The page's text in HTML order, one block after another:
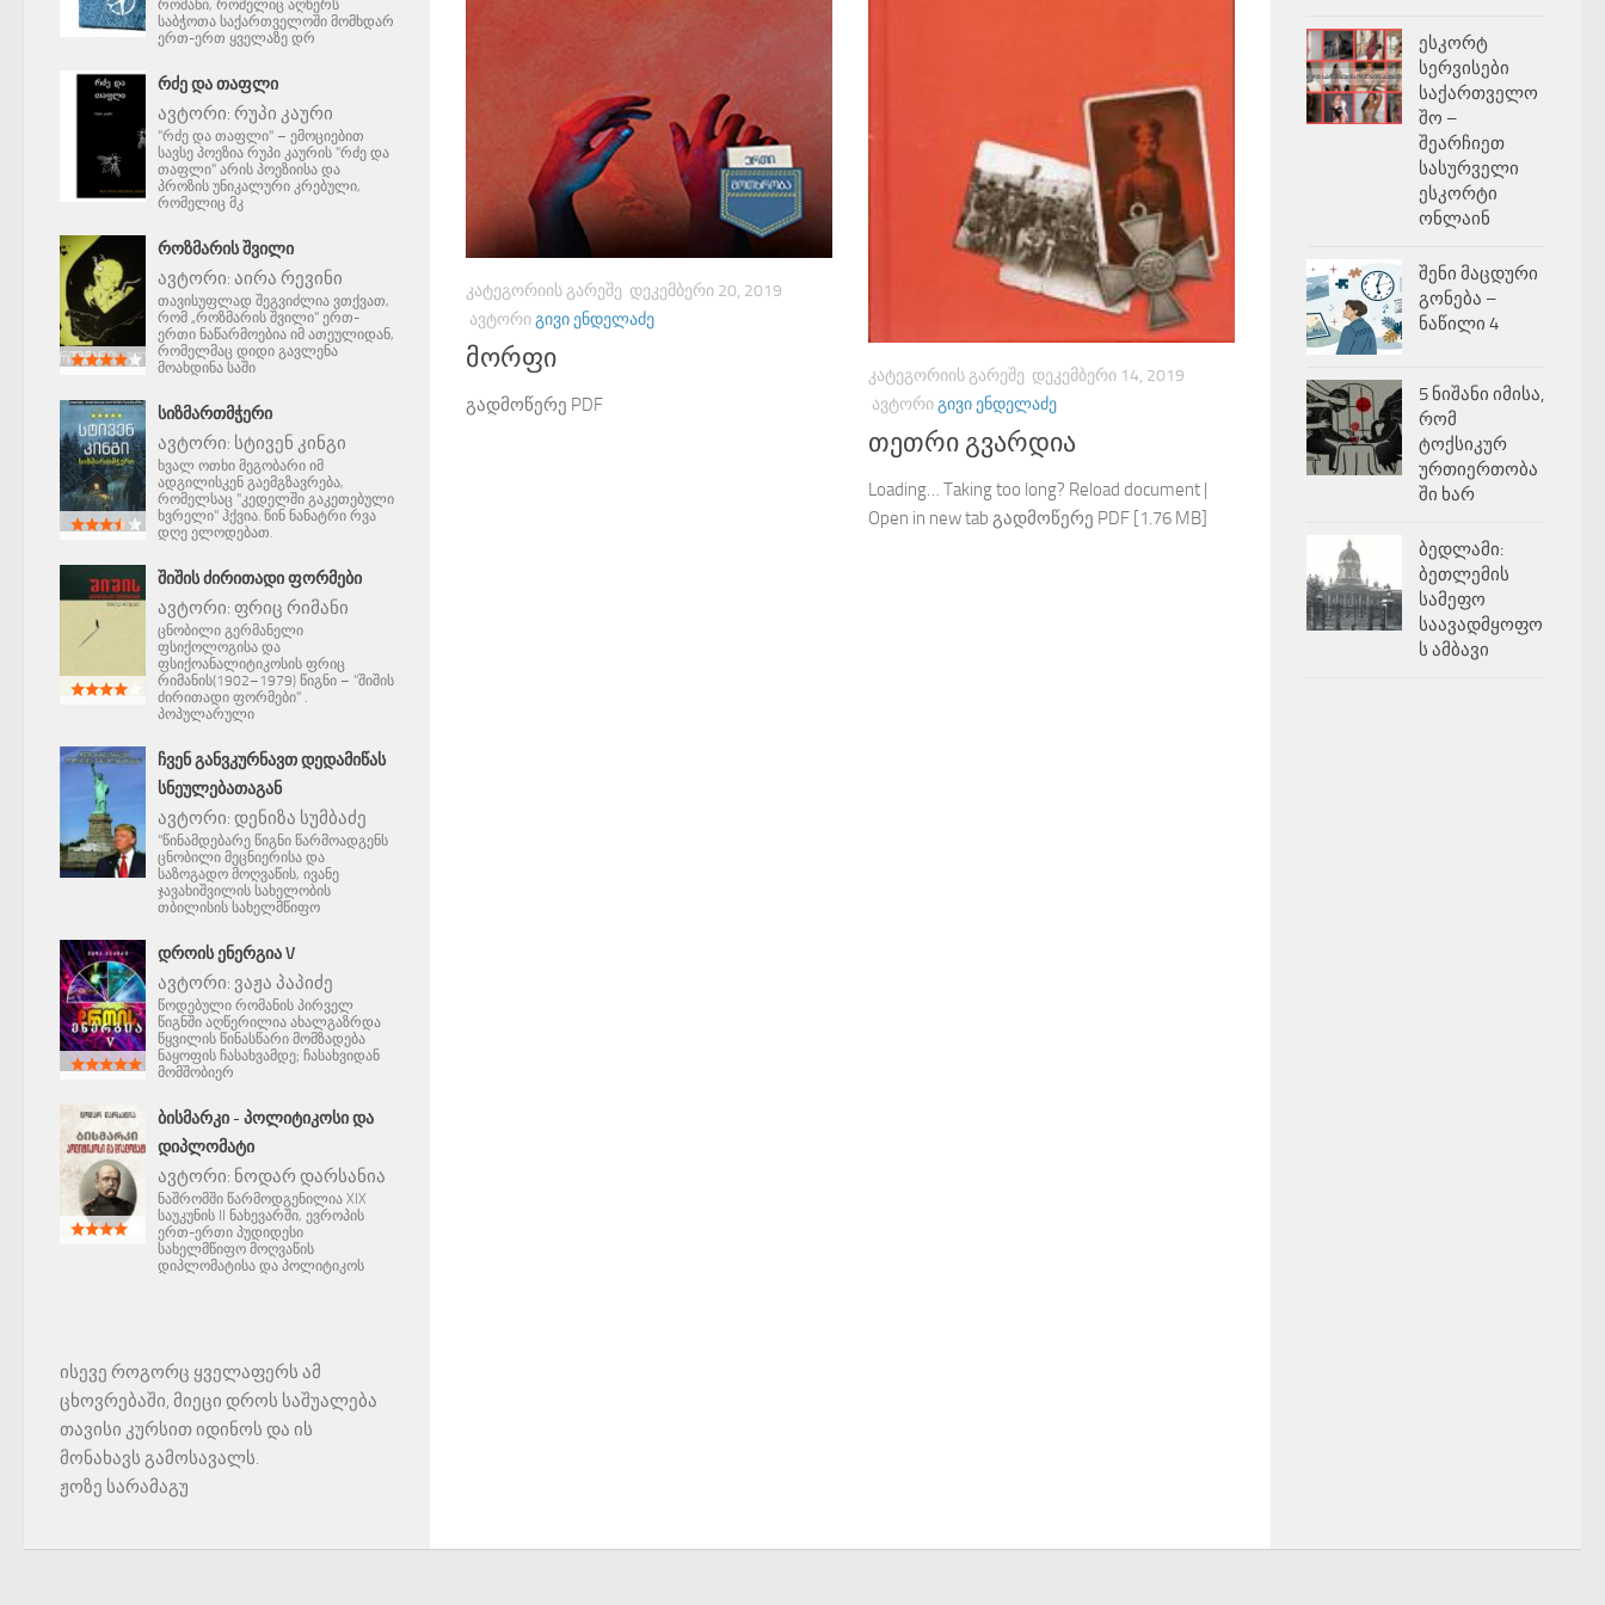
ᲙᲐᲢᲔᲒᲝᲠᲘᲘᲡ ᲒᲐᲠᲔᲨᲔ ᲓᲔᲙᲔᲛᲑᲔᲠᲘ 20, 2019
ᲐᲕᲢᲝᲠᲘᲒᲘᲕᲘ ᲔᲜᲓᲔᲚᲐᲫᲔ
მორფი
გადმოწერე PDF
ᲙᲐᲢᲔᲒᲝᲠᲘᲘᲡ ᲒᲐᲠᲔᲨᲔ ᲓᲔᲙᲔᲛᲑᲔᲠᲘ 14, 2019
ᲐᲕᲢᲝᲠᲘᲒᲘᲕᲘ ᲔᲜᲓᲔᲚᲐᲫᲔ
თეთრი გვარდია
Loading… Taking too long? Reload document |
Open in new tab გადმოწერე PDF [1.76 MB]
რომანი, რომელიც აღწერს
საბჭოთა საქართველოში მომხდარ
ერთ-ერთ ყველაზე დრ
ᲠᲫᲔ ᲓᲐ ᲗᲐᲤᲚᲘ
ავტორი: რუპი კაური
"რძე და თაფლი" – ემოციებით
სავსე პოეზია რუპი კაურის "რძე და
თაფლი" არის პოეზიისა და
პროზის უნიკალური კრებული,
რომელიც მკ
ᲠᲝᲖᲛᲐᲠᲘᲡ ᲨᲕᲘᲚᲘ
ავტორი: აირა რევინი
თავისუფლად შეგვიძლია ვთქვათ,
რომ „როზმარის შვილი" ერთ-
ერთი ნაწარმოებია იმ ათეულიდან,
რომელმაც დიდი გავლენა
მოახდინა საში
ᲡᲘᲖᲛᲐᲠᲗᲛᲭᲔᲠᲘ
ავტორი: სტივენ კინგი
ხვალ ოთხი მეგობარი იმ
ადგილისკენ გაემგზავრება,
რომელსაც "კედელში გაკეთებული
ხვრელი" ჰქვია. წინ ნანატრი რვა
დღე ელოდებათ.
ᲨᲘᲨᲘᲡ ᲫᲘᲠᲘᲗᲐᲓᲘ ᲤᲝᲠᲛᲔᲑᲘ
ავტორი: ფრიც რიმანი
ცნობილი გერმანელი
ფსიქოლოგისა და
ფსიქოანალიტიკოსის ფრიც
რიმანის(1902–1979) წიგნი – "შიშის
ძირითადი ფორმები" .
პოპულარული
ᲩᲕᲔᲜ ᲒᲐᲜᲕᲙᲣᲠᲜᲐᲕᲗ ᲓᲔᲓᲐᲛᲘᲬᲐᲡ
ᲡᲜᲔᲣᲚᲔᲑᲐᲗᲐᲒᲐᲜ
ავტორი: დენიზა სუმბაძე
"წინამდებარე წიგნი წარმოადგენს
ცნობილი მეცნიერისა და
საზოგადო მოღვაწის, ივანე
ჯავახიშვილის სახელობის
თბილისის სახელმწიფო
ᲓᲠᲝᲘᲡ ᲔᲜᲔᲠᲒᲘᲐ V
ავტორი: ვაჟა პაპიძე
წოდებული რომანის პირველ
წიგნში აღწერილია ახალგაზრდა
წყვილის წინასწარი მომზადება
ნაყოფის ჩასახვამდე; ჩასახვიდან
მომშობიერ
ᲑᲘᲡᲛᲐᲠᲙᲘ - ᲞᲝᲚᲘᲢᲘᲙᲝᲡᲘ ᲓᲐ
ᲓᲘᲞᲚᲝᲛᲐᲢᲘ
ავტორი: ნოდარ დარსანია
ნაშრომში წარმოდგენილია XIX
საუკუნის II ნახევარში, ევროპის
ერთ-ერთი პუდიდესი
სახელმწიფო მოღვაწის
დიპლომატისა და პოლიტიკოს
ისევე როგორც ყველაფერს ამ
ცხოვრებაში, მიეცი დროს საშუალება
თავისი კურსით იდინოს და ის
მონახავს გამოსავალს.
ჟოზე სარამაგუ
ესკორტ
სერვისები
საქართველო
შო –
შეარჩიეთ
სასურველი
ესკორტი
ონლაინ
შენი მაცდური
გონება –
ნაწილი 4
5 ნიშანი იმისა,
რომ
ტოქსიკურ
ურთიერთობა
ში ხარ
ბედლამი:
ბეთლემის
სამეფო
საავადმყოფო
ს ამბავი